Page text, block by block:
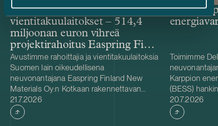
Rahoittajat ja
vientitakuulaitokset – 514,4
miljoonan euron vihreä
projektirahoitus Easpring Finland
New Materialsin CAM-
tehtaalle
Avustimme rahoittajia ja vientitakuulaitoksia
Suomen lain oikeudellisena
neuvonantajana Easpring Finland New
Materials Oy:n Kotkaan rakennettavan
katodiaktiivimateriaalia (CAM) valmistavan
tehtaan kehittämiseen ja rakentamiseen
liittyvässä 514,4 miljoonan euron vihreässä
Julkaistu
21.7.2026
Delta
Toimimme
Karppion
(BESS)
Energyltä.
hankkeen
Foundationin
Julkaistu
20.7.2026